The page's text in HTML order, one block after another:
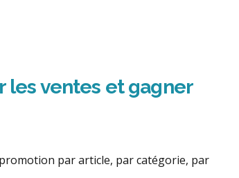
les ventes et gagner
par article, par catégorie, par